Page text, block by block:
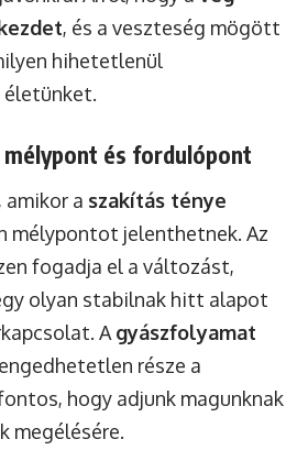
, és a veszteség mögött
hihetetlenül
és fordulópont
a szakítás ténye
mélypontot jelenthetnek. Az
fogadja el a változást,
olyan stabilnak hitt alapot
A gyászfolyamat
része a
hogy adjunk magunknak
megélésére.